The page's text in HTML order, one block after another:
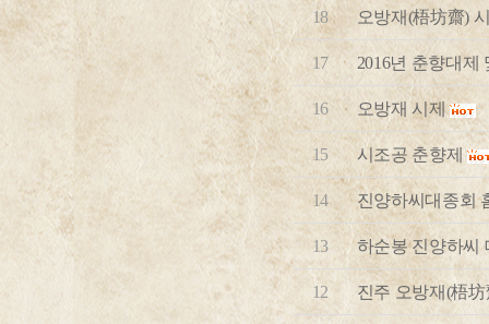
18 오방재(梧坊齋)
17 2016년 춘향대제
16 오방재 시제
15 시조공 춘향제
14 진양하씨대종회
13 하순봉 진양하씨
12 진주 오방재(梧